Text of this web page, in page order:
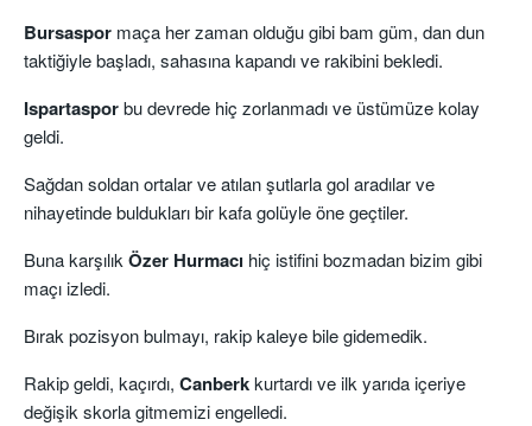
Bursaspor maça her zaman olduğu gibi bam güm, dan dun
taktiğiyle başladı, sahasına kapandı ve rakibini bekledi.
Ispartasporbu devrede hiç zorlanmadı ve üstümüze kolay
geldi.
Sağdan soldan ortalar ve atılan şutlarla gol aradılar ve
nihayetinde buldukları bir kafa golüyle öne geçtiler.
Buna karşılıkÖzer Hurmacı hiç istifini bozmadan bizim gibi
maçı izledi.
Bırak pozisyon bulmayı, rakip kaleye bile gidemedik.
Rakip geldi, kaçırdı, Canberkkurtardı ve ilk yarıda içeriye
değişik skorla gitmemizi engelledi.